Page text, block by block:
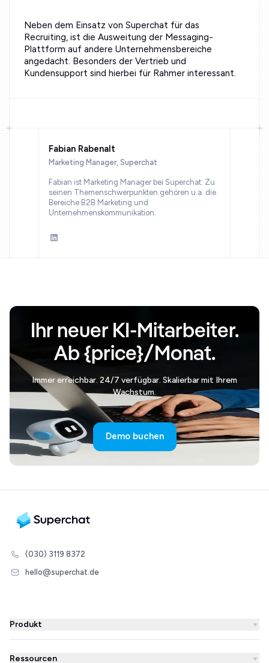
Neben dem Einsatz von Superchat für das
Recruiting, ist die Ausweitung der Messaging-
Plattform auf andere Unternehmensbereiche
angedacht. Besonders der Vertrieb und
Kundensupport sind hierbei für Rahmer interessant.
Fabian Rabenalt
Marketing Manager, Superchat
Fabian ist Marketing Manager bei Superchat. Zu
seinen Themenschwerpunkten gehören u.a. die
Bereiche B2B Marketing und
Unternehmenskommunikation.
Ihr neuer KI-Mitarbeiter.
Ab {price}/Monat.
Immer erreichbar. 24/7 verfügbar. Skalierbar mit Ihrem
Wachstum.
Demo buchen
(030) 3119 8372
hello@superchat.de
Produkt
WhatsApp Business
WhatsApp Newsletter
Ressourcen